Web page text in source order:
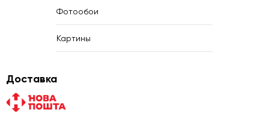
Фотообои
Картины
Доставка